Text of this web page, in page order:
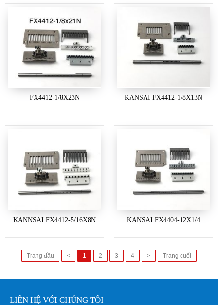
FX4412-1/8X23N KANSAI FX4412-1/8X13N
KANNSAI FX4412-5/16X8N KANSAI FX4404-12X1/4
Trang đầu < 1 2 3 4 > Trang cuối
LIÊN HỆ VỚI CHÚNG TÔI